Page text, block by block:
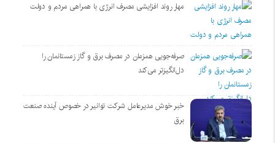
مهار روند افزایشی مصرف انرژی با همراهی مردم و دولت
صرفه‌جویی همزمان در مصرف برق و گاز زمستانمان را
دل‌انگیزتر می‌کند
خبر خوش مدیرعامل شرکت توانیر در خصوص آینده صنعت
برق